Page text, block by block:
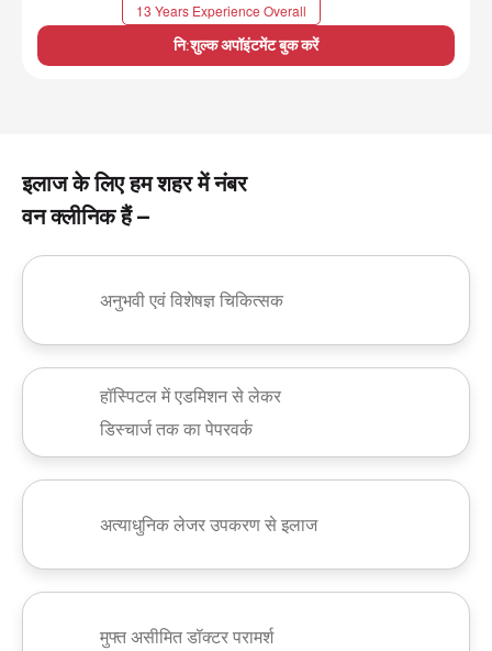
13 Years Experience Overall
नि:शुल्क अपॉइंटमेंट बुक करें
इलाज के लिए हम शहर में नंबर
वन क्लीनिक हैं –
अनुभवी एवं विशेषज्ञ चिकित्सक
हॉस्पिटल में एडमिशन से लेकर
डिस्चार्ज तक का पेपरवर्क
अत्याधुनिक लेजर उपकरण से इलाज
मुफ्त असीमित डॉक्टर परामर्श